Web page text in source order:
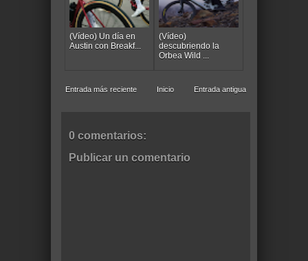
(Vídeo) Un día en
Austin con Breakf...
(Vídeo)
descubriendo la
Orbea Wild ...
Entrada más reciente Entrada antigua
Inicio
0 comentarios:
Publicar un comentario